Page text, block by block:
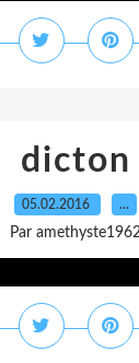
dicton
05.02.2016 …
Par